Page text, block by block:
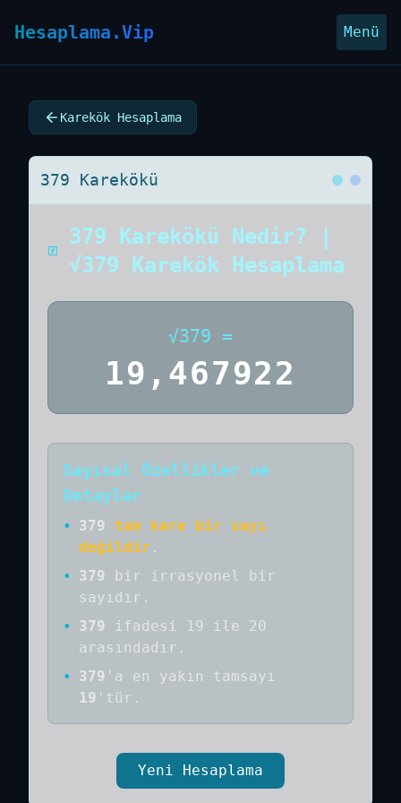
Hesaplama.Vip Menü
Karekök Hesaplama
379 Karekökü
379 Karekökü Nedir? |
√379 Karekök Hesaplama
√379 =
19,467922
Sayısal Özellikler ve
Detaylar
• 379
tam kare bir sayı
değildir .
•
379 bir
irrasyonel bir
sayıdır .
•
379
ifadesi 19 ile 20
arasındadır.
•
379 'a en yakın tamsayı
19 'tür.
Yeni Hesaplama